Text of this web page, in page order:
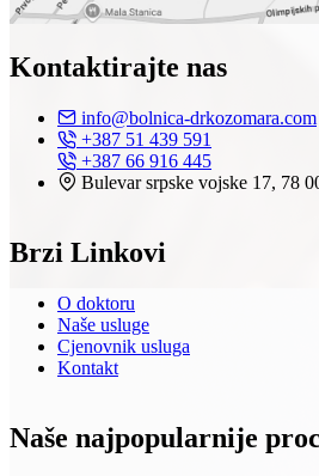
Kontaktirajte nas
info@bolnica-drkozomara.com
+387 51 439 591
+387 66 916 445
Bulevar srpske vojske 17, 78
Brzi Linkovi
O doktoru
Naše usluge
Cjenovnik usluga
Kontakt
Naše najpopularnije